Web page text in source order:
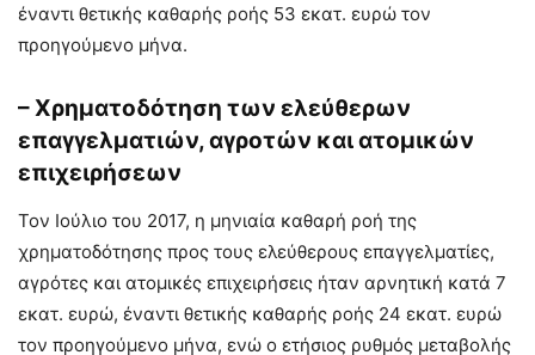
έναντι θετικής καθαρής ροής 53 εκατ. ευρώ τον
προηγούμενο μήνα.
– Χρηματοδότηση των ελεύθερων
επαγγελματιών, αγροτών και ατομικών
επιχειρήσεων
Τον Ιούλιο του 2017, η μηνιαία καθαρή ροή της
χρηματοδότησης προς τους ελεύθερους επαγγελματίες,
αγρότες και ατομικές επιχειρήσεις ήταν αρνητική κατά 7
εκατ. ευρώ, έναντι θετικής καθαρής ροής 24 εκατ. ευρώ
τον προηγούμενο μήνα, ενώ ο ετήσιος ρυθμός μεταβολής